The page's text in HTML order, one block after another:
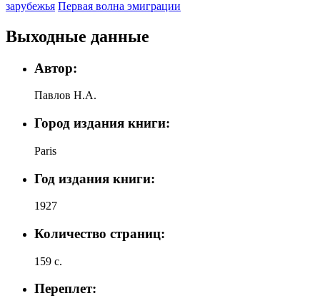
зарубежья Первая волна эмиграции
Выходные данные
Автор:
Павлов Н.А.
Город издания книги:
Paris
Год издания книги:
1927
Количество страниц:
159 с.
Переплет: